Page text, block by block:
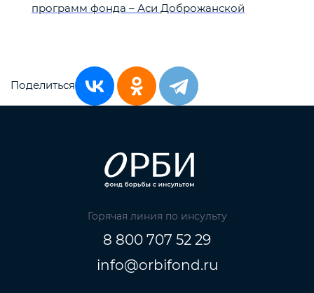
программ фонда – Аси Доброжанской
Поделиться
Горячая линия по инсульту
8 800 707 52 29
info@orbifond.ru